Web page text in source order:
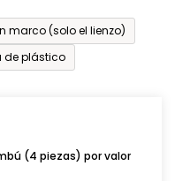
marco (solo el lienzo)
de plástico
(4 piezas) por valor